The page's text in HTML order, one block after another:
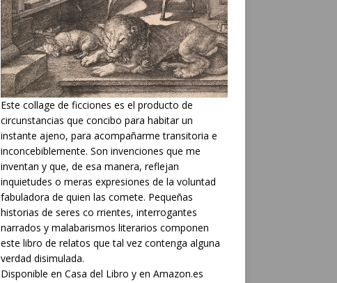
Este collage de ficciones es el producto de
circunstancias que concibo para habitar un
instante ajeno, para acompañarme transitoria e
inconcebiblemente. Son invenciones que me
inventan y que, de esa manera, reflejan
inquietudes o meras expresiones de la voluntad
fabuladora de quien las comete. Pequeñas
historias de seres co rrientes, interrogantes
narrados y malabarismos literarios componen
este libro de relatos que tal vez contenga alguna
verdad disimulada.
Disponible en Casa del Libro y en Amazon.es